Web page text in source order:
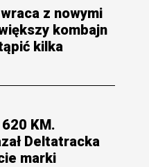
z nowymi
kombajn
kilka
KM.
Deltatracka
marki